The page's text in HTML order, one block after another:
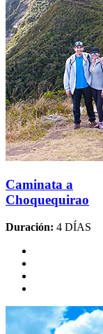
Caminata a
Choquequirao
Duración: 4 DÍAS